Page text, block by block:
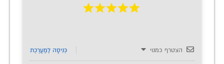
הצטרף כמנוי כְּנִיסָה לַמַעֲרֶכֶת